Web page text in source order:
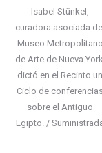
Isabel Stünkel,
curadora asociada del
Museo Metropolitano
de Arte de Nueva York,
dictó en el Recinto un
Ciclo de
sobre el Antiguo
Egipto. /